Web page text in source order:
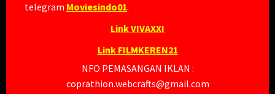
telegram Moviesindo01.
Link VIVAXXI
Link FILMKEREN21
NFO PEMASANGAN IKLAN :
coprathion.webcrafts@gmail.com